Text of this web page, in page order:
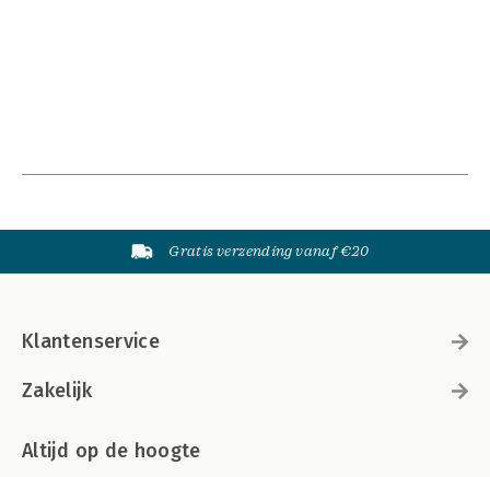
Gratis verzending vanaf €20
Klantenservice
Zakelijk
Altijd op de hoogte